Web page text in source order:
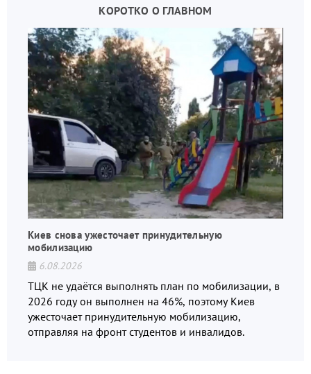
КОРОТКО О ГЛАВНОМ
Киев снова ужесточает принудительную
мобилизацию
6.08.2026
ТЦК не удаётся выполнять план по мобилизации, в
2026 году он выполнен на 46%, поэтому Киев
ужесточает принудительную мобилизацию,
отправляя на фронт студентов и инвалидов.